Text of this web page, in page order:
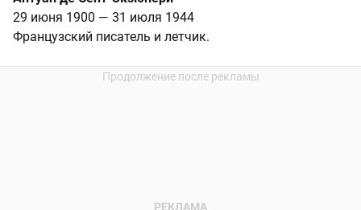
29 июня 1900 — 31 июля 1944
Французский писатель и летчик.